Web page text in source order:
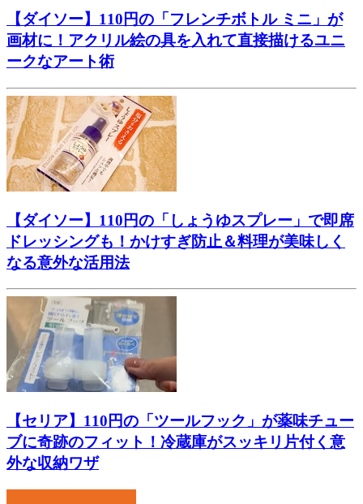
【ダイソー】110円の「フレンチボトル ミニ」が
画材に！アクリル絵の具を入れて直接描けるユニ
ークなアート術
【ダイソー】110円の「しょうゆスプレー」で即席
ドレッシングも！かけすぎ防止＆料理が美味しく
なる意外な活用法
【セリア】110円の「ツールフック」が薬味チュー
ブに奇跡のフィット！冷蔵庫がスッキリ片付く意
外な収納ワザ